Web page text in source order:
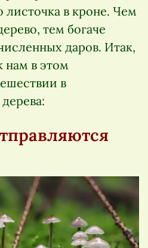
листочка в кроне. Чем
тем богаче
даров. Итак,
нам в этом
в